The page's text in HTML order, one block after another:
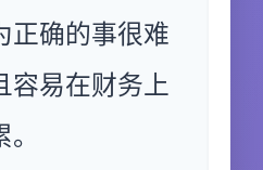
正确的事很难
容易在财务上